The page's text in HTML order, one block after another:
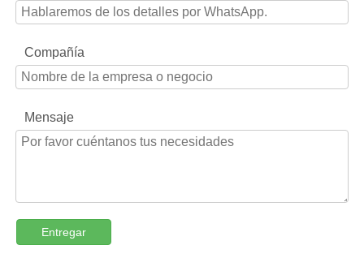
Compañía
Mensaje
Entregar